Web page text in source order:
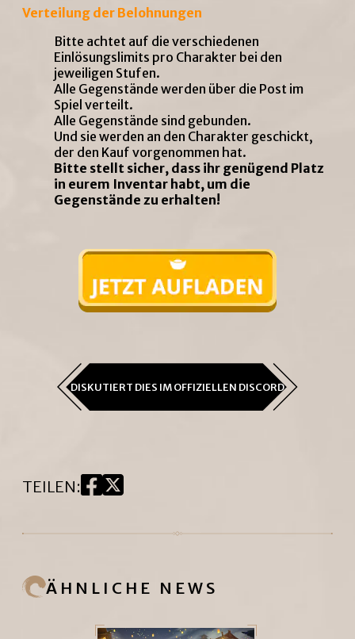
Verteilung der Belohnungen
Bitte achtet auf die verschiedenen
Einlösungslimits pro Charakter bei den
jeweiligen Stufen.
Alle Gegenstände werden über die Post im
Spiel verteilt.
Alle Gegenstände sind gebunden.
Und sie werden an den Charakter geschickt,
der den Kauf vorgenommen hat.
Bitte stellt sicher, dass ihr genügend Platz
in eurem Inventar habt, um die
Gegenstände zu erhalten!
DISKUTIERT DIES IM OFFIZIELLEN DISCORD
TEILEN:
ÄHNLICHE NEWS